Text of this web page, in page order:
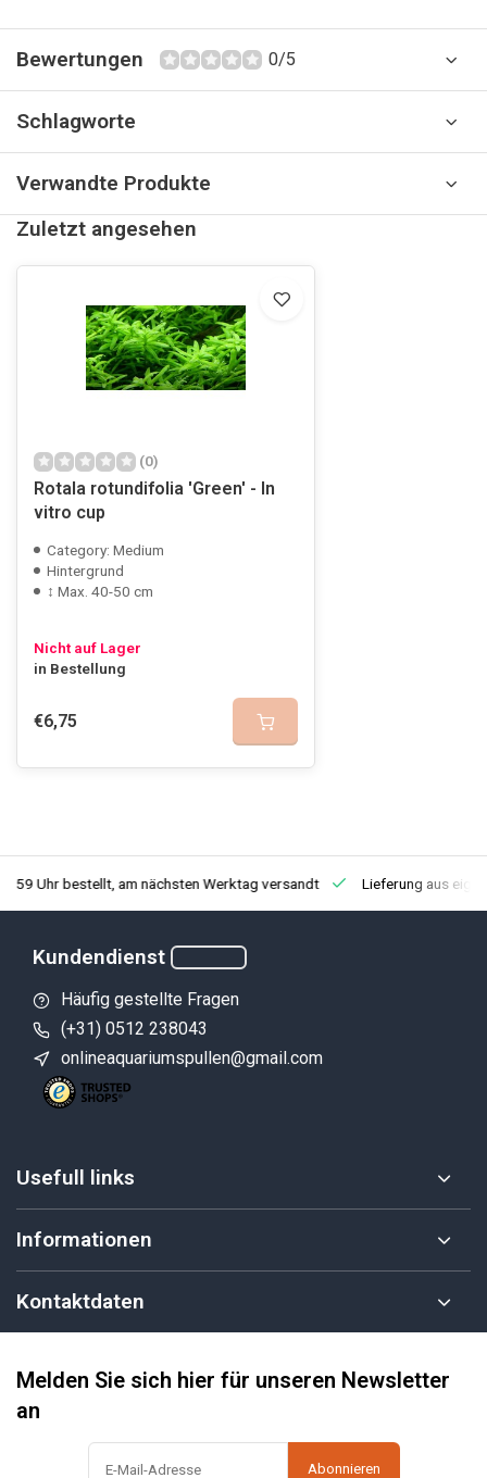
Bewertungen 0/5
Schlagworte
Verwandte Produkte
Zuletzt angesehen
(0)
Rotala rotundifolia 'Green' - In
vitro cup
Category: Medium
Hintergrund
↕ Max. 40-50 cm
Nicht auf Lager
in Bestellung
€6,75
Uhr bestellt, am nächsten Werktag versandt Lieferung aus
Kundendienst
Häufig gestellte Fragen
(+31) 0512 238043
onlineaquariumspullen@gmail.com
Usefull links
Informationen
Kontaktdaten
Melden Sie sich hier für unseren Newsletter
an
Abonnieren